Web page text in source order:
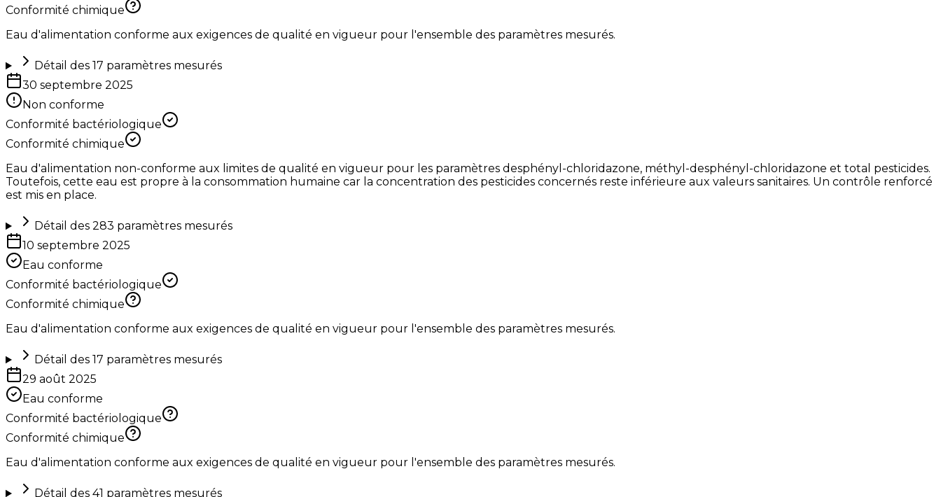
Conformité chimique
Eau d'alimentation conforme aux exigences de qualité en vigueur pour l'ensemble des paramètres mesurés.
Détail des 17 paramètres mesurés
30 septembre 2025
Non conforme
Conformité bactériologique
Conformité chimique
Eau d'alimentation non-conforme aux limites de qualité en vigueur pour les paramètres desphényl-chloridazone, méthyl-desphényl-chloridazone et total pesticides.
Toutefois, cette eau est propre à la consommation humaine car la concentration des pesticides concernés reste inférieure aux valeurs sanitaires. Un contrôle renforcé
est mis en place.
Détail des 283 paramètres mesurés
10 septembre 2025
Eau conforme
Conformité bactériologique
Conformité chimique
Eau d'alimentation conforme aux exigences de qualité en vigueur pour l'ensemble des paramètres mesurés.
Détail des 17 paramètres mesurés
29 août 2025
Eau conforme
Conformité bactériologique
Conformité chimique
Eau d'alimentation conforme aux exigences de qualité en vigueur pour l'ensemble des paramètres mesurés.
Détail des 41 paramètres mesurés